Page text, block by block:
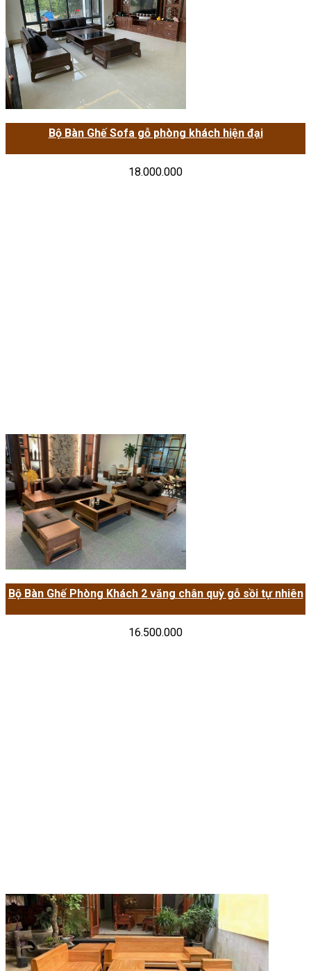
Bộ Bàn Ghế Sofa gỗ phòng khách hiện đại
18.000.000
Bộ Bàn Ghế Phòng Khách 2 văng chân quỳ gỗ sồi tự nhiên
16.500.000